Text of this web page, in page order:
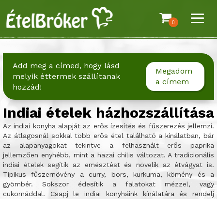
0
Add meg a címed, hogy lásd
melyik éttermek szállítanak
hozzád!
Megadom
a címem
Indiai ételek házhozszállítása
Az indiai konyha alapját az erős ízesítés és fűszerezés jellemzi.
Az átlagosnál sokkal több erős étel található a kínálatban, bár
az alapanyagokat tekintve a felhasznált erős paprika
jellemzően enyhébb, mint a hazai chilis változat. A tradicionális
indiai ételek segítik az emésztést és növelik az étvágyat is.
Tipikus fűszernövény a curry, bors, kurkuma, kömény és a
gyömbér. Sokszor édesítik a falatokat mézzel, vagy
cukornáddal. Csapj le indiai konyháink kínálatára és rendelj